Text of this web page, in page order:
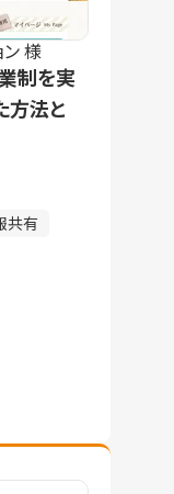
様
制を実
方法と
共有